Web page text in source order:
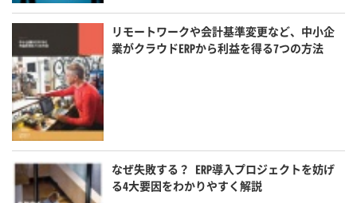
リモートワークや会計基準変更など、中小企
業がクラウドERPから利益を得る7つの方法
なぜ失敗する？ ERP導入プロジェクトを妨げ
る4大要因をわかりやすく解説